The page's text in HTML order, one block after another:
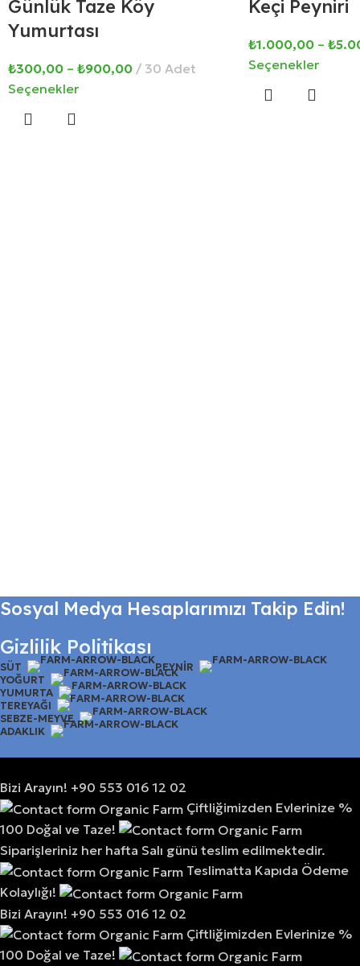
Günlük Taze Köy
Yumurtası
₺300,00 – ₺900,00
30 Adet
Seçenekler
Keçi Peyniri
₺1.000,00 – ₺
Seçenekler
Sosyal Medya Hesaplarımızı Takip Edin!
Gizlilik Politikası
SÜT
PEYNIR
YOĞURT
YUMURTA
TEREYAĞI
SEBZE-MEYVE
ADAKLIK
Bizi Arayın! +90 553 016 12 02
Çiftliğimizden Evlerinize %
100 Doğal ve Taze!
Siparişleriniz her hafta Salı günü teslim edilmektedir.
Teslimatta Kapıda Ödeme
Kolaylığı!
Bizi Arayın! +90 553 016 12 02
Çiftliğimizden Evlerinize %
100 Doğal ve Taze!